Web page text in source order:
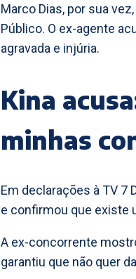
Marco Dias, por sua
Público. O ex-agente
agravada e injúria.
Kina
minhas
Em declarações à TV 7
e confirmou que existe
A ex-concorrente
garantiu que não quer